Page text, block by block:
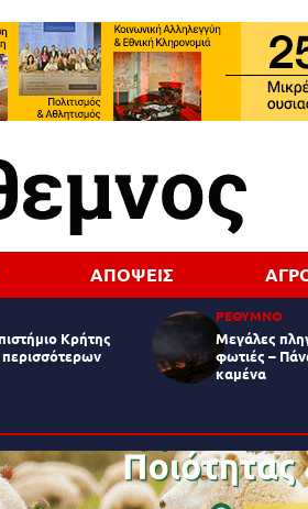
ΑΠΟΨΕΙΣ
Κρήτης
περισσότερων
ΡΕΘΥΜΝΟ
Μεγάλες
φωτιές –
καμένα